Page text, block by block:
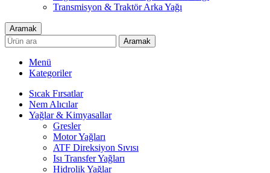
Transmisyon & Traktör Arka Yağı
Aramak
Aramak
Menü
Kategoriler
Sıcak Fırsatlar
Nem Alıcılar
Yağlar & Kimyasallar
Gresler
Motor Yağları
ATF Direksiyon Sıvısı
Isı Transfer Yağları
Hidrolik Yağlar